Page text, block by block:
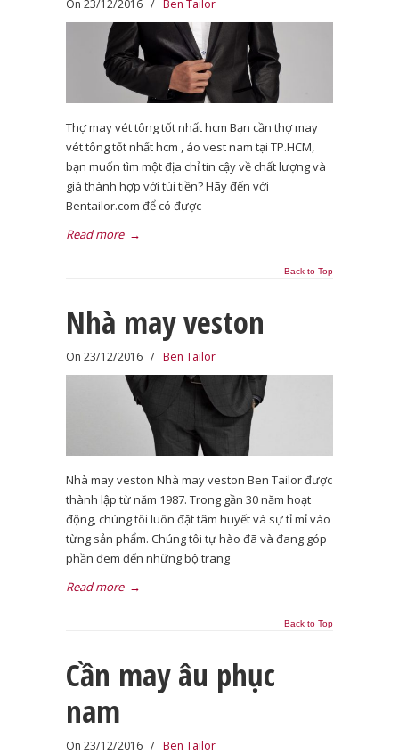
On 23/12/2016 / Ben Tailor
Thợ may vét tông tốt nhất hcm Bạn cần thợ may
vét tông tốt nhất hcm , áo vest nam tại TP.HCM,
bạn muốn tìm một địa chỉ tin cậy về chất lượng và
giá thành hợp với túi tiền? Hãy đến với
Bentailor.com để có được
Read more →
Back to Top
Nhà may veston
On 23/12/2016 / Ben Tailor
Nhà may veston Nhà may veston Ben Tailor được
thành lập từ năm 1987. Trong gần 30 năm hoạt
động, chúng tôi luôn đặt tâm huyết và sự tỉ mỉ vào
từng sản phẩm. Chúng tôi tự hào đã và đang góp
phần đem đến những bộ trang
Read more →
Back to Top
Cần may âu phục
nam
On 23/12/2016 / Ben Tailor